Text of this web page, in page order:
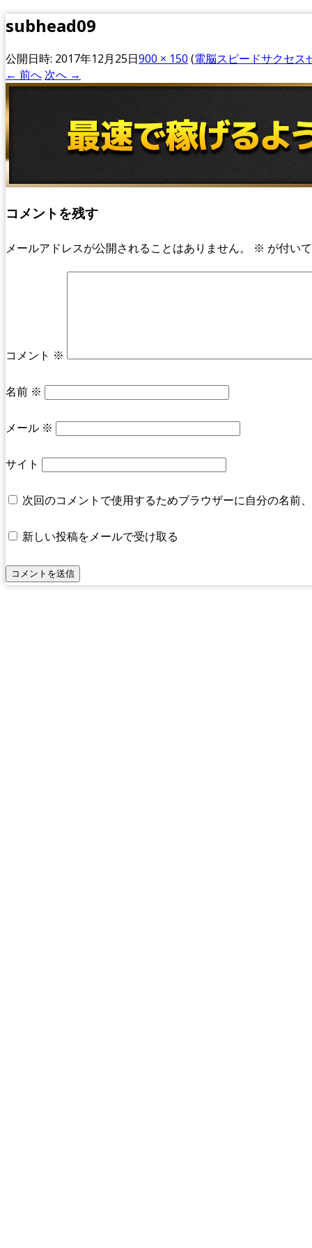
subhead09
公開日時: 2017年12月25日900 × 150 (電脳スピードサクセス
← 前へ 次へ →
コメントを残す
メールアドレスが公開されることはありません。 ※ が付い
コメント ※
名前 ※
メール ※
サイト
次回のコメントで使用するためブラウザーに自分の名前
新しい投稿をメールで受け取る